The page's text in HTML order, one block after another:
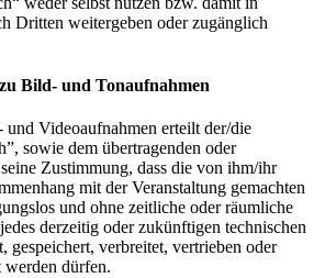
Dritten weitergeben oder zugänglich
Bild- und Tonaufnahmen
Videoaufnahmen erteilt der/die
sowie dem übertragenden oder
Zustimmung, dass die von ihm/ihr
mit der Veranstaltung gemachten
und ohne zeitliche oder räumliche
derzeitig oder zukünftigen technischen
gespeichert, verbreitet, vertrieben oder
dürfen.